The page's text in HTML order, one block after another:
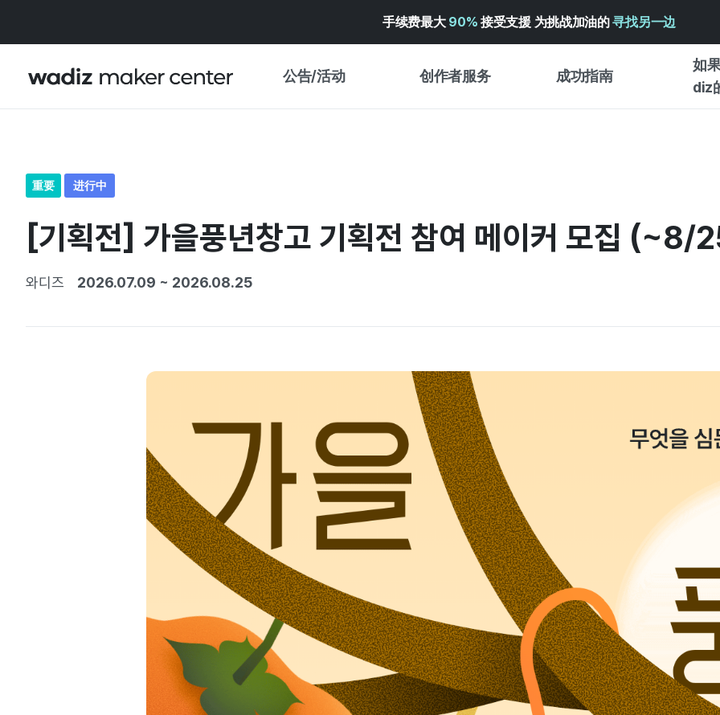
手续费最大 90% 接受支援 为挑战加油的寻找另一边
公告/活动 创作者服务 成功指南
如
diz
特展日历
WADIZ 奖励 ↗︎
成功项目故事
创作型
商务型
重要 进行中
[기획전] 가을풍년창고 기획전 참여 메이커 모집 (~8/
와디즈 2026.07.09 ~ 2026.08.25